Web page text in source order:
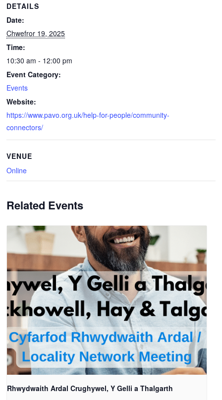
DETAILS
Date:
Chwefror 19, 2025
Time:
10:30 am - 12:00 pm
Event Category:
Events
Website:
https://www.pavo.org.uk/help-for-people/community-
connectors/
VENUE
Online
Related Events
Rhwydwaith Ardal Crughywel, Y Gelli a Thalgarth